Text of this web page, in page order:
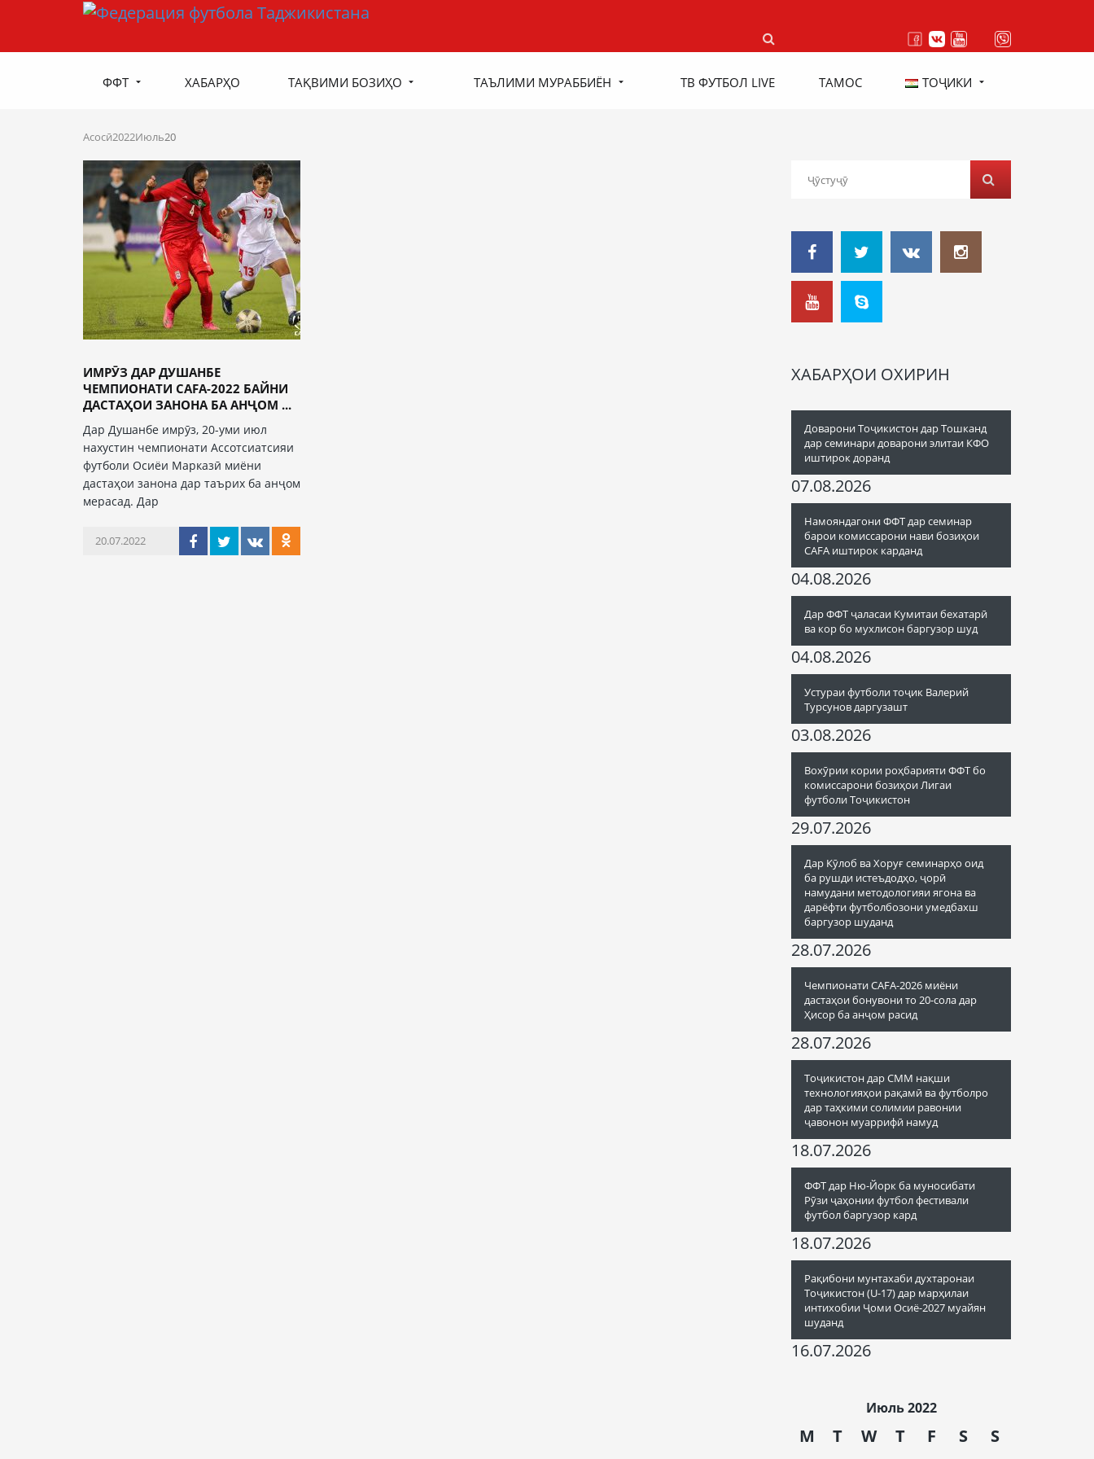
ФФТ ХАБАРҲО ТАҚВИМИ БОЗИҲО ТАЪЛИМИ МУРАББИЁН ТВ ФУТБОЛ LIVE ТАМОС ТОҶИКИ
Асосӣ2022Июль20
ИМРӮЗ ДАР ДУШАНБЕ
ЧЕМПИОНАТИ CAFA-2022 БАЙНИ
ДАСТАҲОИ ЗАНОНА БА АНҶОМ ...
Дар Душанбе имрӯз, 20-уми июл
нахустин чемпионати Ассотсиатсияи
футболи Осиёи Марказӣ миёни
дастаҳои занона дар таърих ба анҷом
мерасад. Дар
20.07.2022
ХАБАРҲОИ ОХИРИН
Доварони Тоҷикистон дар Тошканд
дар семинари доварони элитаи КФО
иштирок доранд
07.08.2026
Намояндагони ФФТ дар семинар
барои комиссарони нави бозиҳои
CAFA иштирок карданд
04.08.2026
Дар ФФТ ҷаласаи Кумитаи бехатарӣ
ва кор бо мухлисон баргузор шуд
04.08.2026
Устураи футболи тоҷик Валерий
Турсунов даргузашт
03.08.2026
Вохӯрии кории роҳбарияти ФФТ бо
комиссарони бозиҳои Лигаи
футболи Тоҷикистон
29.07.2026
Дар Кӯлоб ва Хоруғ семинарҳо оид
ба рушди истеъдодҳо, ҷорӣ
намудани методологияи ягона ва
дарёфти футболбозони умедбахш
баргузор шуданд
28.07.2026
Чемпионати CAFA-2026 миёни
дастаҳои бонувони то 20-сола дар
Ҳисор ба анҷом расид
28.07.2026
Тоҷикистон дар СММ нақши
технологияҳои рақамӣ ва футболро
дар таҳкими солимии равонии
ҷавонон муаррифӣ намуд
18.07.2026
ФФТ дар Ню-Йорк ба муносибати
Рӯзи ҷаҳонии футбол фестивали
футбол баргузор кард
18.07.2026
Рақибони мунтахаби духтаронаи
Тоҷикистон (U-17) дар марҳилаи
интихобии Ҷоми Осиё-2027 муайян
шуданд
16.07.2026
Июль 2022
M T W T F S
S